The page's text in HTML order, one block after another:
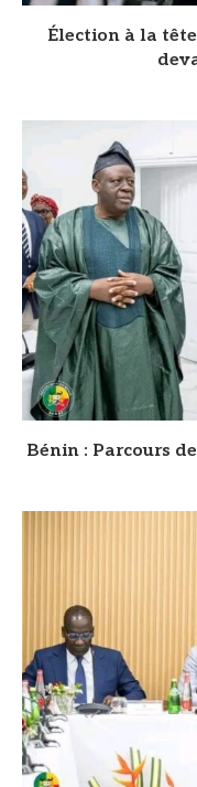
Élection à la
Bénin : Parcours